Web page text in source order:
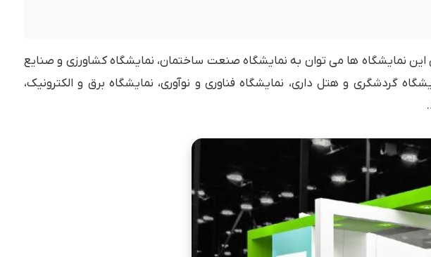
نمایشگاه ها می توان به نمایشگاه صنعت ساختمان، نمایشگاه کشاورزی و صنایع
گردشگری و هتل داری، نمایشگاه فناوری و نوآوری، نمایشگاه برق و الکترونیک،